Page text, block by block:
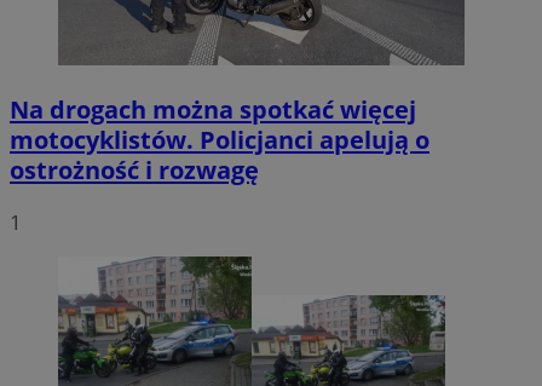
Na drogach można spotkać więcej
motocyklistów. Policjanci apelują o
ostrożność i rozwagę
1